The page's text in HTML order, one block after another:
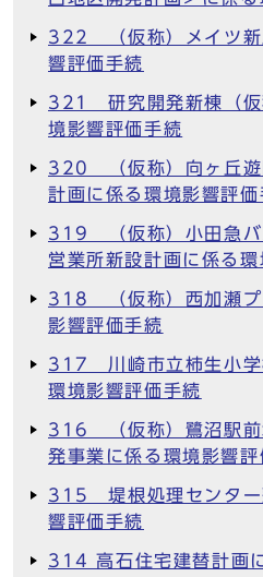
322 （仮称）メイツ新
響評価手続
321 研究開発新棟（仮
境影響評価手続
320 （仮称）向ヶ丘遊
計画に係る環境影響評価
319 （仮称）小田急バ
営業所新設計画に係る
318 （仮称）西加瀬プ
影響評価手続
317 川崎市立柿生小学
環境影響評価手続
316 （仮称）鷺沼駅前
発事業に係る環境影響評
315 堤根処理センター
響評価手続
314 高石住宅建替計画